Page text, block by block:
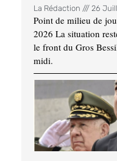
La Rédaction 26
Point de milieu de
2026 La situation
le front du Gros
midi.